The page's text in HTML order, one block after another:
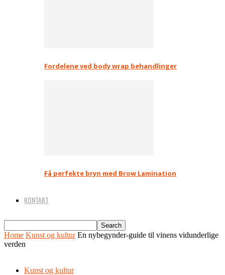
Fordelene ved body wrap behandlinger
Få perfekte bryn med Brow Lamination
KONTAKT
Home Kunst og kultur En nybegynder-guide til vinens vidunderlige
verden
Kunst og kultur